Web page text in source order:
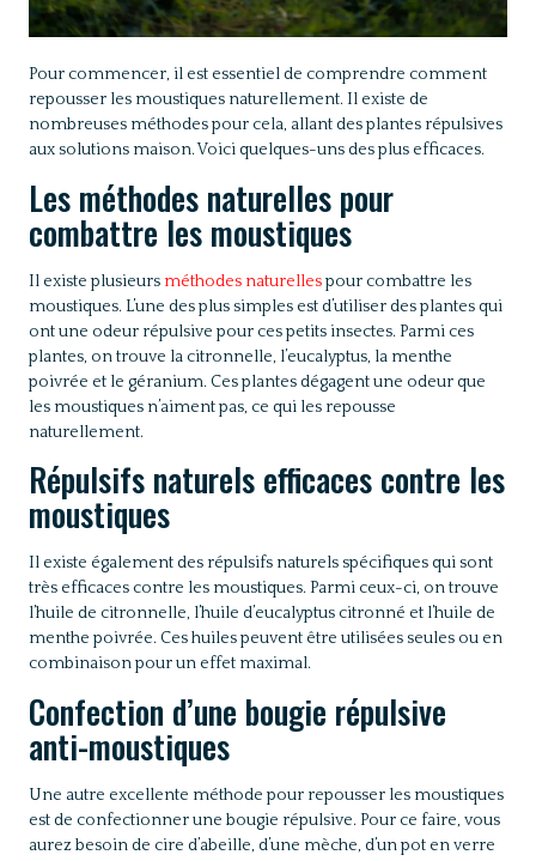
Pour commencer, il est essentiel de comprendre comment
repousser les moustiques naturellement. Il existe de
nombreuses méthodes pour cela, allant des plantes répulsives
aux solutions maison. Voici quelques-uns des plus efficaces.
Les méthodes naturelles pour
combattre les moustiques
Il existe plusieurs méthodes naturellespour combattre les
moustiques. L’une des plus simples est d’utiliser des plantes qui
ont une odeur répulsive pour ces petits insectes. Parmi ces
plantes, on trouve la citronnelle, l’eucalyptus, la menthe
poivrée et le géranium. Ces plantes dégagent une odeur que
les moustiques n’aiment pas, ce qui les repousse
naturellement.
Répulsifs naturels efficaces contre les
moustiques
Il existe également des répulsifs naturels spécifiques qui sont
très efficaces contre les moustiques. Parmi ceux-ci, on trouve
l’huile de citronnelle, l’huile d’eucalyptus citronné et l’huile de
menthe poivrée. Ces huiles peuvent être utilisées seules ou en
combinaison pour un effet maximal.
Confection d’une bougie répulsive
anti-moustiques
Une autre excellente méthode pour repousser les moustiques
est de confectionner une bougie répulsive. Pour ce faire, vous
aurez besoin de cire d’abeille, d’une mèche, d’un pot en verre